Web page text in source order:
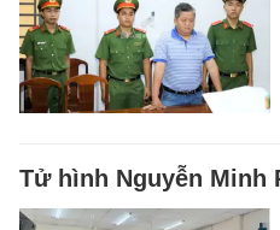
Tử hình Nguyễn Minh